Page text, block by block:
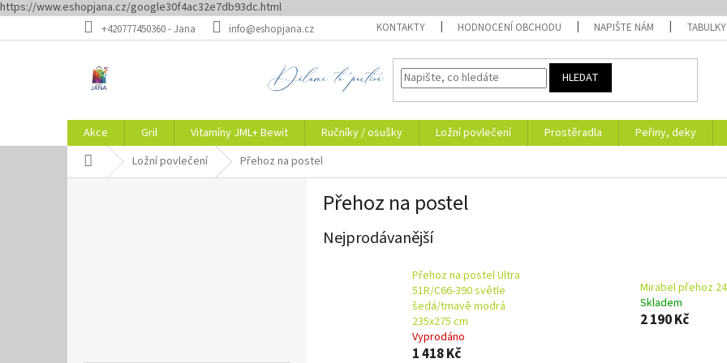
https://www.eshopjana.cz/google30f4ac32e7db93dc.html
na
+420777450360 - Jana info@eshopjana.cz KONTAKTY HODNOCENÍ OBCHODU NAPIŠTE NÁM TABULKY
HLEDAT
Akce Gril Vitamíny JML+ Bewit Ručníky / osušky Ložní povlečení Prostěradla Peřiny, deky
Domů Ložní povlečení Přehoz na postel
Přehoz na postel
Nejprodávanější
Přehoz na postel Ultra
51R/C66-390 světle
šedá/tmavě modrá
235x275 cm
Vyprodáno
1 418 Kč
Mirabel přehoz
Skladem
2 190 Kč